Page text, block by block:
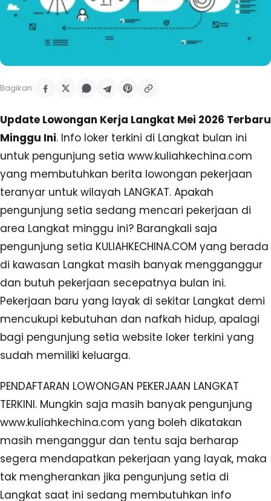
Bagikan:
Update Lowongan Kerja Langkat Mei 2026 Terbaru
Minggu Ini. Info loker terkini di Langkat bulan ini
untuk pengunjung setia www.kuliahkechina.com
yang membutuhkan berita lowongan pekerjaan
teranyar untuk wilayah LANGKAT. Apakah
pengunjung setia sedang mencari pekerjaan di
area Langkat minggu ini? Barangkali saja
pengunjung setia KULIAHKECHINA.COM yang berada
di kawasan Langkat masih banyak mengganggur
dan butuh pekerjaan secepatnya bulan ini.
Pekerjaan baru yang layak di sekitar Langkat demi
mencukupi kebutuhan dan nafkah hidup, apalagi
bagi pengunjung setia website loker terkini yang
sudah memiliki keluarga.
PENDAFTARAN LOWONGAN PEKERJAAN LANGKAT
TERKINI. Mungkin saja masih banyak pengunjung
www.kuliahkechina.com yang boleh dikatakan
masih menganggur dan tentu saja berharap
segera mendapatkan pekerjaan yang layak, maka
tak mengherankan jika pengunjung setia di
Langkat saat ini sedang membutuhkan info